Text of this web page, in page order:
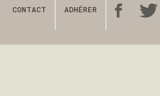
CONTACT ADHÉRER